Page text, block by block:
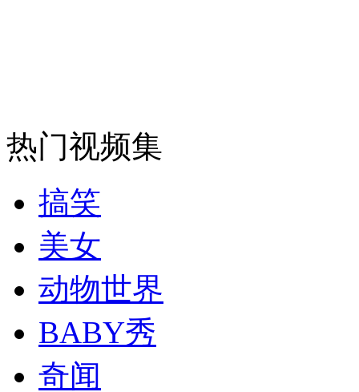
走！跟着总书记去植树
消防员救轻生者
纽约上演“枕头大战”
司机酒驾遇交警 急速倒车逃窜
热门视频集
搞笑
美女
动物世界
BABY秀
奇闻